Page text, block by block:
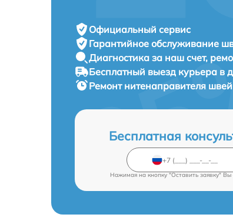
Официальный сервис
Гарантийное обслуживание
Диагностика за наш счет,
Бесплатный выезд курьера в
Ремонт нитенаправителя
Бесплатная
Нажимая на кнопку "Оставить заявку" Вы